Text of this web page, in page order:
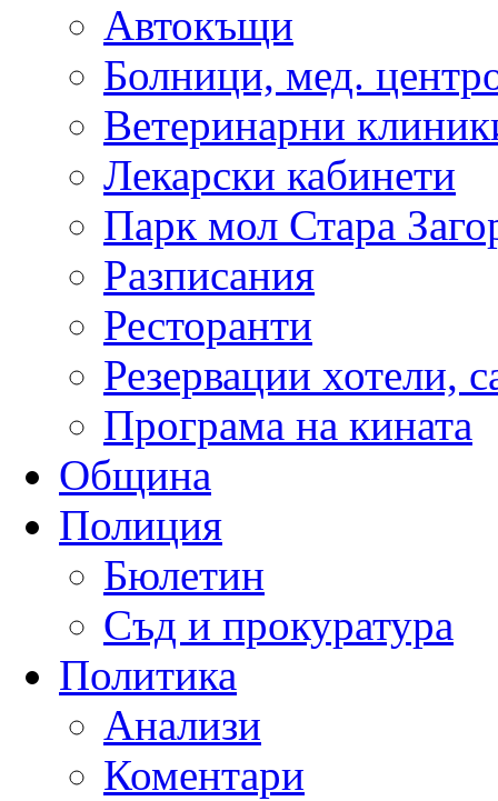
Автокъщи
Болници, мед.
Ветеринарни
Лекарски кабинети
Парк мол Стара
Разписания
Ресторанти
Резервации хотели,
Програма на кината
Община
Полиция
Бюлетин
Съд и прокуратура
Политика
Анализи
Коментари